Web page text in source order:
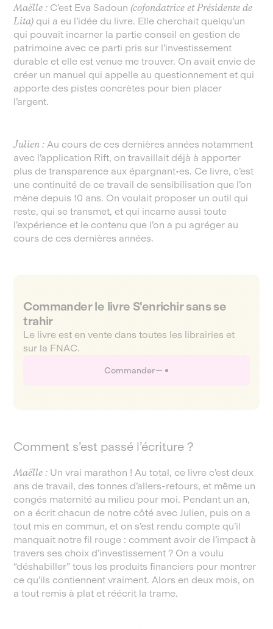
Maëlle : C’est Eva Sadoun(cofondatrice et Présidente de
Lita) qui a eu l’idée du livre. Elle cherchait quelqu’un
qui pouvait incarner la partie conseil en gestion de
patrimoine avec ce parti pris sur l’investissement
durable et elle est venue me trouver. On avait envie de
créer un manuel qui appelle au questionnement et qui
apporte des pistes concrètes pour bien placer
l’argent.
Julien : Au cours de ces dernières années notamment
avec l’application Rift, on travaillait déjà à apporter
plus de transparence aux épargnant•es. Ce livre, c’est
une continuité de ce travail de sensibilisation que l’on
mène depuis 10 ans. On voulait proposer un outil qui
reste, qui se transmet, et qui incarne aussi toute
l’expérience et le contenu que l’on a pu agréger au
cours de ces dernières années.
Commander le livre S'enrichir sans se
trahir
Le livre est en vente dans toutes les librairies et
sur la FNAC.
Commander
Comment s’est passé l’écriture ?
Maëlle : Un vrai marathon ! Au total, ce livre c’est deux
ans de travail, des tonnes d’allers-retours, et même un
congés maternité au milieu pour moi. Pendant un an,
on a écrit chacun de notre côté avec Julien, puis on a
tout mis en commun, et on s’est rendu compte qu’il
manquait notre fil rouge : comment avoir de l’impact à
travers ses choix d’investissement ? On a voulu
“déshabiller” tous les produits financiers pour montrer
ce qu’ils contiennent vraiment. Alors en deux mois, on
a tout remis à plat et réécrit la trame.